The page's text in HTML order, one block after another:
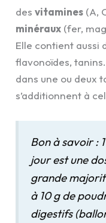
desvitamines (A,
minéraux (fer,
Elle contient aussi
flavonoïdes,
dans une ou deux
s’additionnent à
Bon à savoir :
jour est une
grande
à 10 g de
digestifs